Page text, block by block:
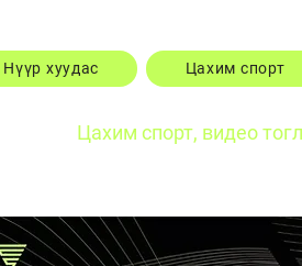
Нүүр хуудас Цахим спорт
Цахим спорт, видео